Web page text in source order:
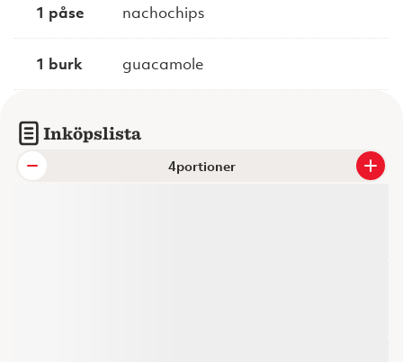
1 påse nachochips
1 burk guacamole
Inköpslista
portioner